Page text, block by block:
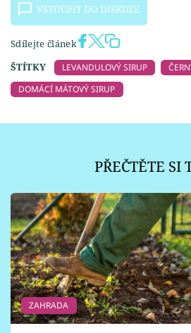
VSTOUPIT DO DISKUZE
Sdílejte článek
ŠTÍTKY
LEVANDULOVÝ SIRUP
DOMÁCÍ MÁTOVÝ SIRUP
PŘEČTĚTE SI
ZAHRADA